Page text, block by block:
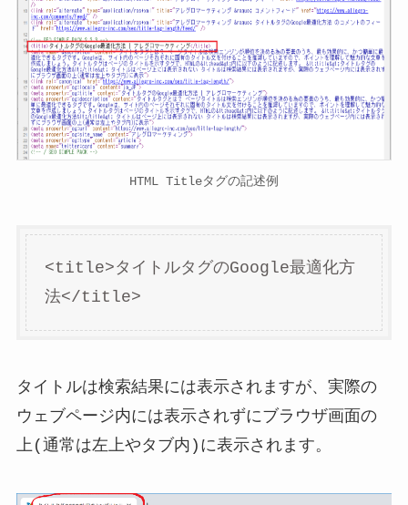
HTML Titleタグの記述例
<title>タイトルタグのGoogle最適化方
法</title>
タイトルは検索結果には表示されますが、実際の
ウェブページ内には表示されずにブラウザ画面の
上(通常は左上やタブ内)に表示されます。